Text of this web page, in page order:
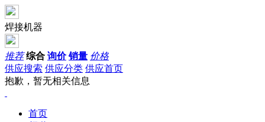
焊接机器
推荐 综合 询价 销量 价格
供应搜索 供应分类 供应首页
抱歉，暂无相关信息
首页